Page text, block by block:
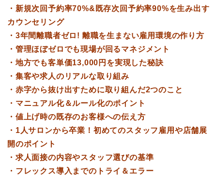
・新規次回予約率70%&既存次回予約率90%を生み出す
カウンセリング
・3年間離職者ゼロ! 離職を生まない雇用環境の作り方
・管理ほぼゼロでも現場が回るマネジメント
・地方でも客単価13,000円を実現した秘訣
・集客や求人のリアルな取り組み
・赤字から抜け出すために取り組んだ2つのこと
・マニュアル化＆ルール化のポイント
・値上げ時の既存のお客様への伝え方
・1人サロンから卒業！初めてのスタッフ雇用や店舗展
開のポイント
・求人面接の内容やスタッフ選びの基準
・フレックス導入までのトライ＆エラー